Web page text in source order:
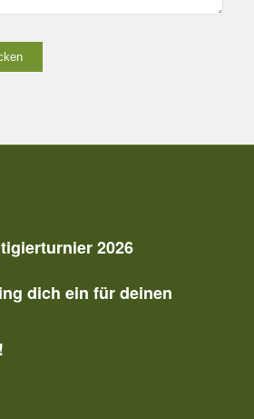
2026
dich ein für deinen